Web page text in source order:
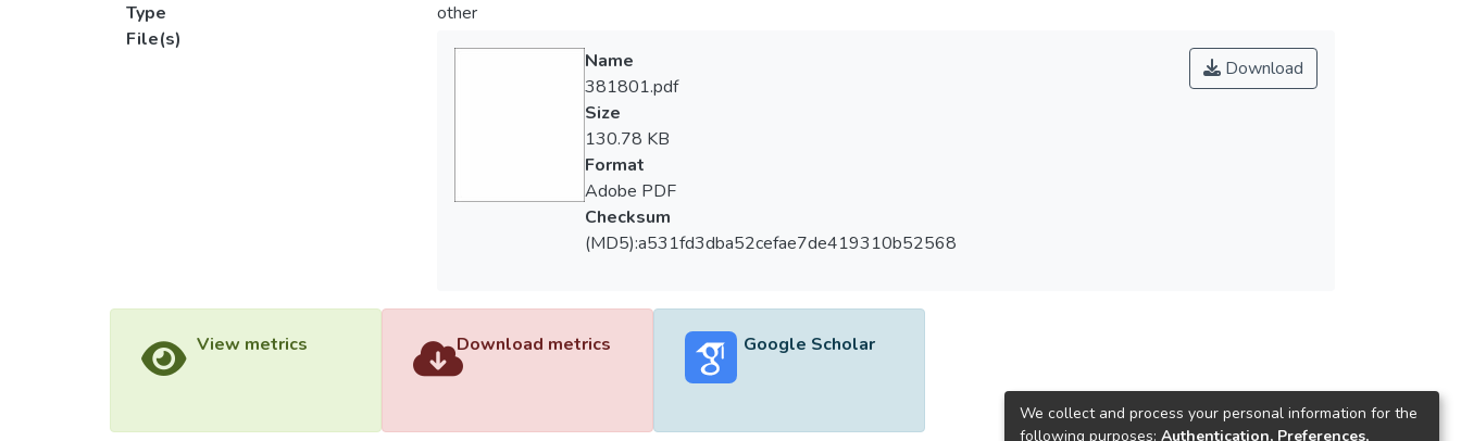
Type
other
File(s)
Download
Name
381801.pdf
Size
130.78 KB
Format
Adobe PDF
Checksum
(MD5):a531fd3dba52cefae7de419310b52568
View metrics Download metrics Google Scholar
We collect and process your personal information for the
following purposes: Authentication, Preferences,